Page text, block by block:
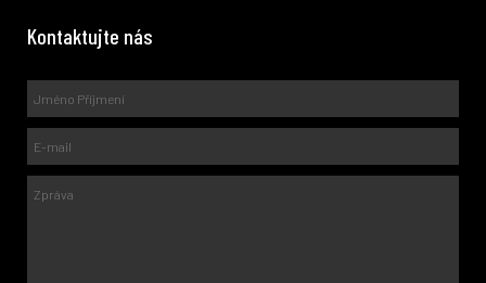
Kontaktujte nás